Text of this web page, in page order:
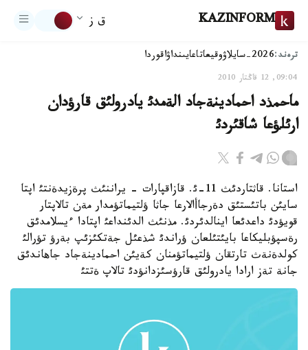
KAZINFORM ق ز
ترەند:2026-سايلاۋ وقيعاتاعايىنداۋاقوردا
09:04, 12 قاڭتار 2010
ماحمذد احمادينةجاد الةمدئ يادرولئق قارؤدان
ارئلؤعا شاقئردئ
استانا. قاثتاردئث 11-ئ. قازاقپارات - يراننئث پرةزيدةنتئ اپتا
سايئن باتئستئق دةرجاأالارعا جاثا ؤلتيماتؤمدار مةن تالاپتار
قويؤدئ داعدئعا اينالدئردئ. مذنئث الدئنداعئ اپتادا ءيسلامدئق
رةسپؤبليكاعا بايئتئلعان ؤراندئ شذعئل جةتكئزئپ بةرؤ تؤرالئ
كولدةنةث تارتقان ؤلتيماتؤمنان كةيئن احمادينةجاد جاهاندئق
جانة تةز ارادا يادرولئق قارؤسئزدانؤدئ تالاپ ةتتئ